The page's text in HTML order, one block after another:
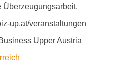
up.at/veranstaltungen
Upper Austria